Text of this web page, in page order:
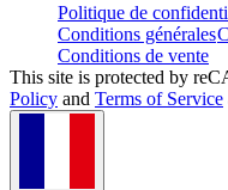
Politique de
Conditions générales
Conditions de vente
This site is protected by
Policy and Terms of Service